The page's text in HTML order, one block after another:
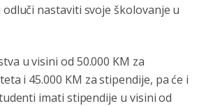
nastaviti svoje školovanje u
u visini od 50.000 KM za
i 45.000 KM za stipendije, pa će i
imati stipendije u visini od